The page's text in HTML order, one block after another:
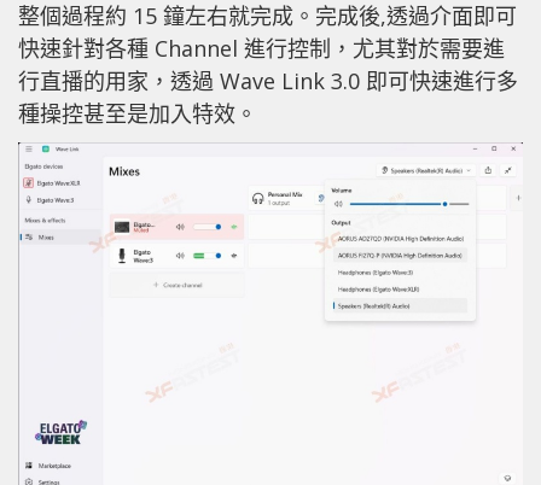
整個過程約 15 鐘左右就完成。完成後,透過介面即可
快速針對各種 Channel 進行控制，尤其對於需要進
行直播的用家，透過 Wave Link 3.0 即可快速進行多
種操控甚至是加入特效。